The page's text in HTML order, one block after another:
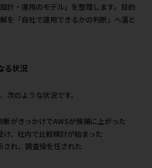
計・運用のモデル」を整理します。目的
を「自社で運用できるかの判断」へ落と
る状況
次のような状況です。
新がきっかけでAWSが候補に上がった
け、社内で比較検討が始まった
され、調査役を任された